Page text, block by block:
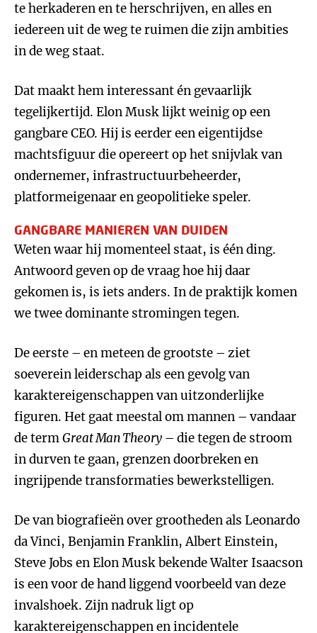
te herkaderen en te herschrijven, en alles en
iedereen uit de weg te ruimen die zijn ambities
in de weg staat.
Dat maakt hem interessant én gevaarlijk
tegelijkertijd. Elon Musk lijkt weinig op een
gangbare CEO. Hij is eerder een eigentijdse
machtsfiguur die opereert op het snijvlak van
ondernemer, infrastructuurbeheerder,
platformeigenaar en geopolitieke speler.
GANGBARE MANIEREN VAN DUIDEN
Weten waar hij momenteel staat, is één ding.
Antwoord geven op de vraag hoe hij daar
gekomen is, is iets anders. In de praktijk komen
we twee dominante stromingen tegen.
De eerste – en meteen de grootste – ziet
soeverein leiderschap als een gevolg van
karaktereigenschappen van uitzonderlijke
figuren. Het gaat meestal om mannen – vandaar
de termGreat Man Theory – die tegen de stroom
in durven te gaan, grenzen doorbreken en
ingrijpende transformaties bewerkstelligen.
De van biografieën over grootheden als Leonardo
da Vinci, Benjamin Franklin, Albert Einstein,
Steve Jobs en Elon Musk bekende Walter Isaacson
is een voor de hand liggend voorbeeld van deze
invalshoek. Zijn nadruk ligt op
karaktereigenschappen en incidentele